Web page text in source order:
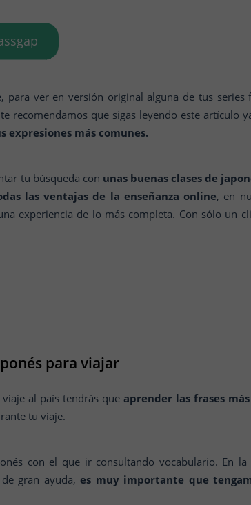
para ver en versión original alguna de tus series
recomendamos que sigas leyendo este artículo
expresiones más comunes.
tu búsqueda con unas buenas clases de
las ventajas de la enseñanza online, en
experiencia de lo más completa. Con sólo un
para viajar
al país tendrás que aprender las frases
tu viaje.
con el que ir consultando vocabulario. En la
gran ayuda, es muy importante que